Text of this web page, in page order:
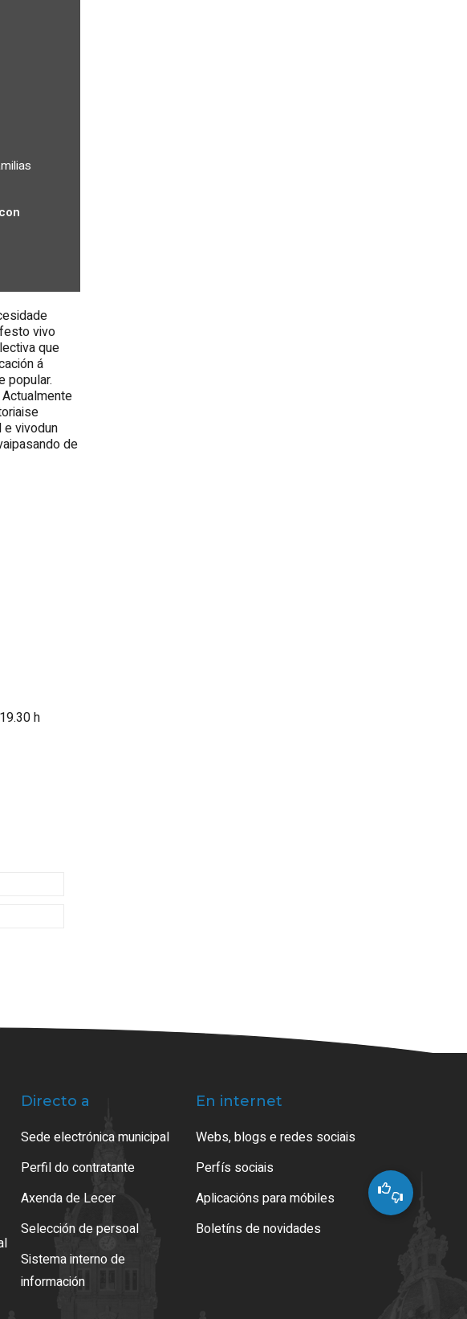
vivo
que
á
popular.
e vivodun
de
h
Directo a
Sede electrónica municipal
Perfil do contratante
Axenda de Lecer
Selección de persoal
Sistema interno de
información
En internet
Webs, blogs e redes sociais
Perfís sociais
Aplicacións para móbiles
Boletíns de novidades